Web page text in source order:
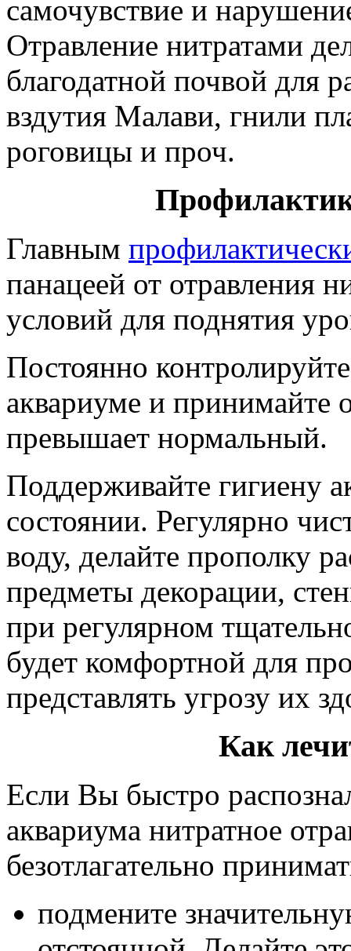
самочувствие и
Отравление нитратами
благодатной почвой для
вздутия Малави, гнили
роговицы и проч.
Главным
панацеей от отравления
условий для поднятия
Постоянно
аквариуме и принимайте
превышает нормальный.
Поддерживайте гигиену
состоянии. Регулярно
воду, делайте прополку
предметы декорации,
при регулярном
будет комфортной для
представлять угрозу их
Как
Если Вы быстро
аквариума нитратное
безотлагательно
подмените